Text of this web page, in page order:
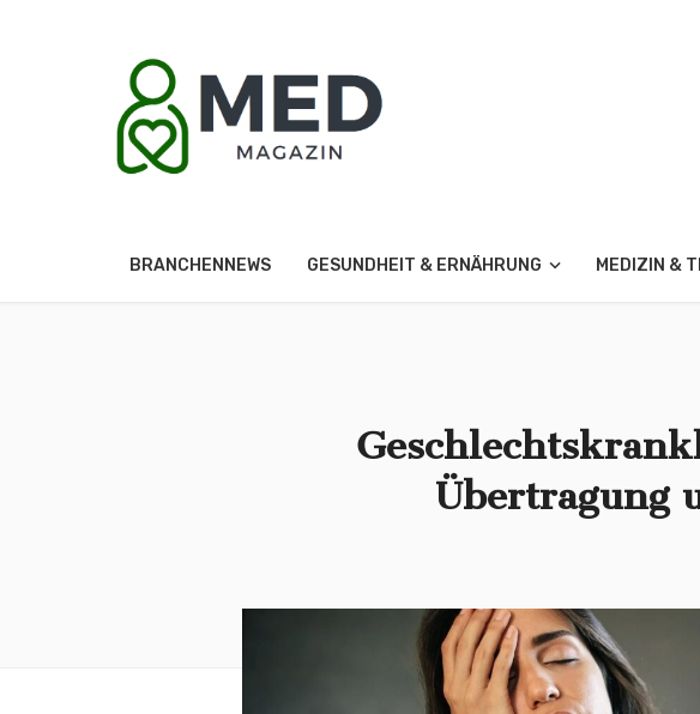
BRANCHENNEWS GESUNDHEIT & ERNÄHRUNG MEDIZIN &
Übertragung